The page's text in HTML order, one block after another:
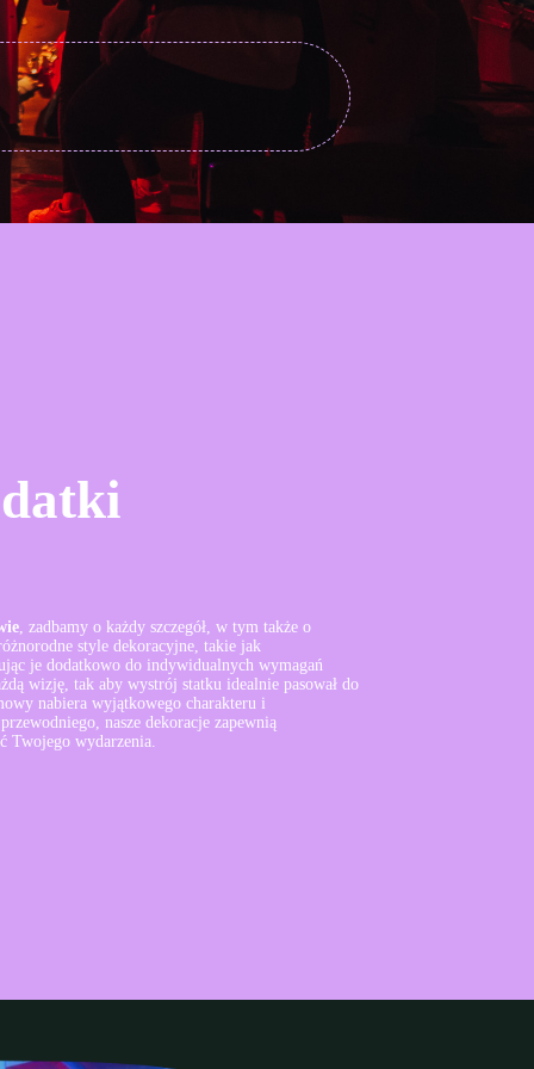
, zadbamy o każdy szczegół, w tym także o
style dekoracyjne, takie jak
je dodatkowo do indywidualnych wymagań
wizję, tak aby wystrój statku idealnie pasował do
nabiera wyjątkowego charakteru i
nasze dekoracje zapewnią
Twojego wydarzenia.